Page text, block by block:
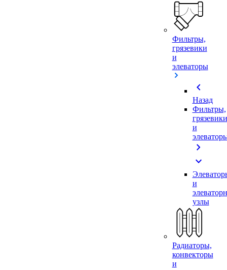
Фильтры,
грязевики
и
элеваторы
chevron_left
Назад
Фильтры,
грязевики
и
chevron_right
expand_more
и
узлы
Радиаторы,
конвекторы
и